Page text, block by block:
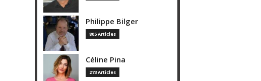
Philippe Bilger
805 Articles
Céline Pina
273 Articles